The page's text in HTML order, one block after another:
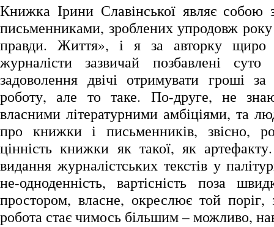
Книжка Ірини Славінської являє собою
письменниками, зроблених упродовж року
правди. Життя», і я за авторку щиро
журналісти зазвичай позбавлені суто
задоволення двічі отримувати гроші
роботу, але то таке. По-друге, не
власними літературними амбіціями, та
про книжки і письменників, звісно,
цінність книжки як такої, як
видання журналістських текстів у
не-одноденність, вартісність поза
простором, власне, окреслює той
робота стає чимось більшим – можливо,